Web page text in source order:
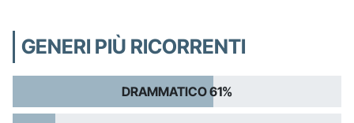
GENERI PIÙ RICORRENTI
DRAMMATICO 61%